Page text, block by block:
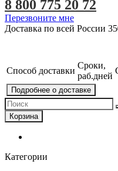
8 800 775 20 72
Перезвоните мне
Доставка по всей России
Способ доставки
Сроки,
раб.дней
Подробнее о доставке
Корзина
Категории